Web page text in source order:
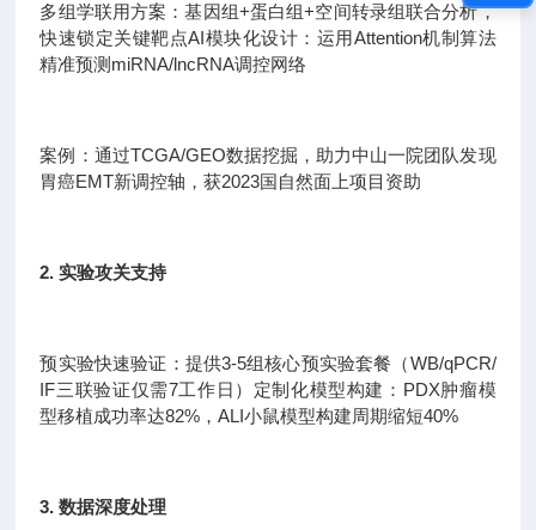
多组学联用方案：基因组+蛋白组+空间转录组联合分析，
快速锁定关键靶点AI模块化设计：运用Attention机制算法
精准预测miRNA/lncRNA调控网络
案例：通过TCGA/GEO数据挖掘，助力中山一院团队发现
胃癌EMT新调控轴，获2023国自然面上项目资助
2. 实验攻关支持
预实验快速验证：提供3-5组核心预实验套餐（WB/qPCR/
IF三联验证仅需7工作日）定制化模型构建：PDX肿瘤模
型移植成功率达82%，ALI小鼠模型构建周期缩短40%
3. 数据深度处理